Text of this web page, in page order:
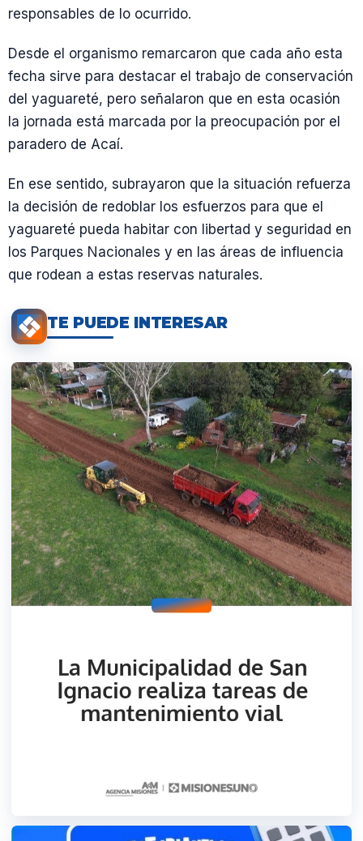
responsables de lo ocurrido.
Desde el organismo remarcaron que cada año esta
fecha sirve para destacar el trabajo de conservación
del yaguareté, pero señalaron que en esta ocasión
la jornada está marcada por la preocupación por el
paradero de Acaí.
En ese sentido, subrayaron que la situación refuerza
la decisión de redoblar los esfuerzos para que el
yaguareté pueda habitar con libertad y seguridad en
los Parques Nacionales y en las áreas de influencia
que rodean a estas reservas naturales.
TE PUEDE INTERESAR